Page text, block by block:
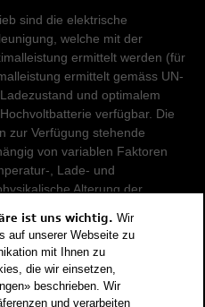
sind die elektrische
welche mit der
ermittelt werden (für
ermittelt gemäss UN-
und optimalem
verfügbar. Die
zur Verfügung stehende
von variablen Faktoren
, Lade- und
Alterung der
Antriebsformen
vergleichbar sind, werden sie
(Masseinheit für
ist uns wichtig. Wir
auf unserer Webseite zu
mit Ihnen zu
die wir einsetzen,
beschrieben. Wir
und verarbeiten